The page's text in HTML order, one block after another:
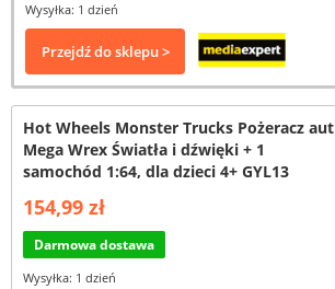
Wysyłka: 1 dzień
Przejdź do sklepu >
Hot Wheels Monster Trucks Pożeracz aut
Mega Wrex Światła i dźwięki + 1
samochód 1:64, dla dzieci 4+ GYL13
154,99 zł
Darmowa dostawa
Wysyłka: 1 dzień